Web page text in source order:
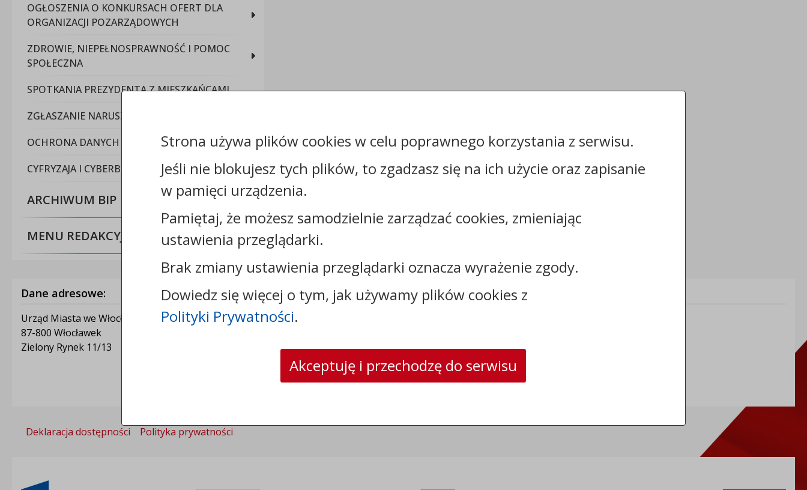
OGŁOSZENIA O KONKURSACH OFERT DLA
ORGANIZACJI POZARZĄDOWYCH
ZDROWIE, NIEPEŁNOSPRAWNOŚĆ I POMOC
SPOŁECZNA
SPOTKANIA PREZYDENTA Z MIESZKAŃCAMI
ZGŁASZANIE NARUSZEŃ PRAWA (SYGNALIŚCI)
OCHRONA DANYCH OSOBOWYCH
CYFRYZAJA I CYBERBEZPIECZEŃSTWO
ARCHIWUM BIP
MENU REDAKCYJNE
Dane adresowe:
Urząd Miasta we Włocławku
87-800 Włocławek
Zielony Rynek 11/13
Kontakt:
tel.:
e-mail:poczta@um.wloclawek.pl
skrytka ePUAP: /umwloclawek/SkrytkaESP lub
/umwloclawek/skrytka
Deklaracja dostępności Polityka prywatności
Strona używa plików cookies w celu poprawnego korzystania z serwisu.
Jeśli nie blokujesz tych plików, to zgadzasz się na ich użycie oraz zapisanie
w pamięci urządzenia.
Pamiętaj, że możesz samodzielnie zarządzać cookies, zmieniając
ustawienia przeglądarki.
Brak zmiany ustawienia przeglądarki oznacza wyrażenie zgody.
Dowiedz się więcej o tym, jak używamy plików cookies z
Polityki Prywatności.
Akceptuję i przechodzę do serwisu